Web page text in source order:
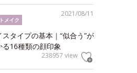
2021/08/11
メイク
スタイプの基本｜“似合う”が
る16種類の顔印象
238957 view